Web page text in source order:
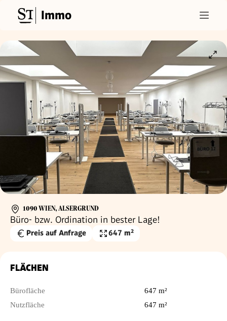
Immo
1090 WIEN, ALSERGRUND
Büro- bzw. Ordination in bester Lage!
Preis auf Anfrage Nutzfläche
647 m²
FLÄCHEN
Bürofläche
647 m²
Nutzfläche
647 m²